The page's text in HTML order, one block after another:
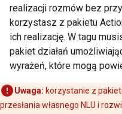
realizacji rozmów bez
korzystasz z pakietu
ich realizację. W tagu
pakiet działań
wyrażeń, które mogą
Uwaga: korzystanie z
przesłania własnego NLU i